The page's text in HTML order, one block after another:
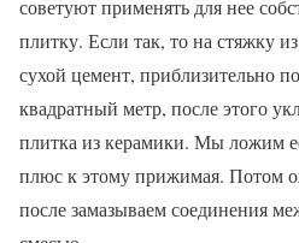
советуют применять для нее
плитку. Если так, то на стяжку
сухой цемент, приблизительно
квадратный метр, после этого
плитка из керамики. Мы ложим
плюс к этому прижимая. Потом
после замазываем соединения